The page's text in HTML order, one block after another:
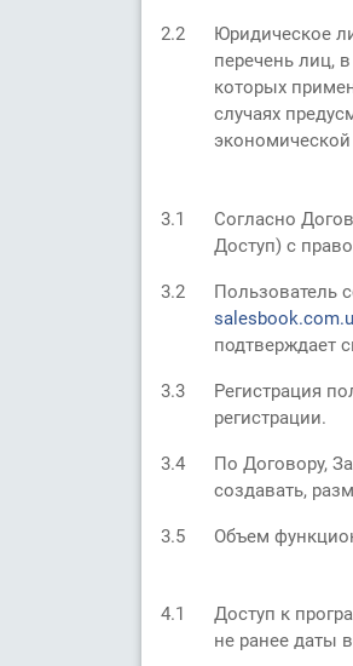
2.2
Юридическое
перечень лиц,
которых
случаях
3.1
Согласно
Доступ) с
3.2
Пользователь
подтверждает
3.3
Регистрация
регистрации.
3.4
По Договору,
создавать,
3.5 Объем
4.1
Доступ к
не ранее даты